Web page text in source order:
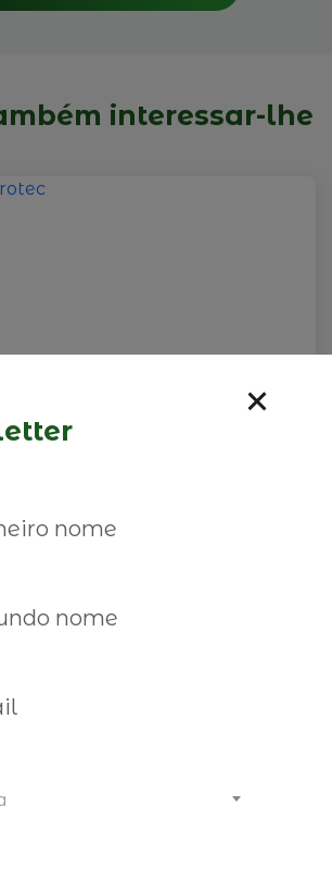
interessar-lhe
de 2027